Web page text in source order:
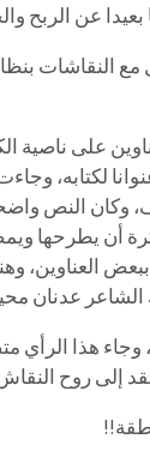
عن الربح
مع النقاشات
على ناصية
لكتابه،
النص
أن يطرحها
العناوين،
عدنان
هذا الرأي
إلى روح